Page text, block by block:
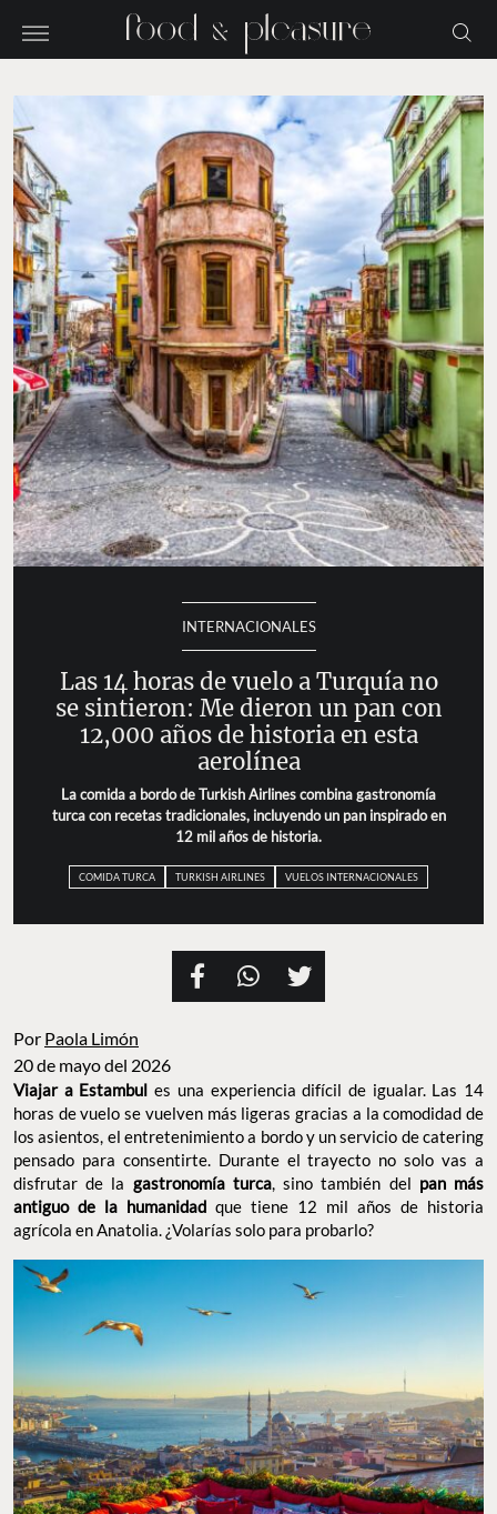
INTERNACIONALES
Las 14 horas de vuelo a Turquía no
se sintieron: Me dieron un pan con
12,000 años de historia en esta
aerolínea
La comida a bordo de Turkish Airlines combina gastronomía
turca con recetas tradicionales, incluyendo un pan inspirado en
12 mil años de historia.
COMIDA TURCA TURKISH AIRLINES VUELOS INTERNACIONALES
Por Paola Limón
20 de mayo del 2026
Viajar a Estambul es una experiencia difícil de igualar. Las 14
horas de vuelo se vuelven más ligeras gracias a la comodidad de
los asientos, el entretenimiento a bordo y un servicio de catering
pensado para consentirte. Durante el trayecto no solo vas a
disfrutar de la gastronomía turca, sino también del pan más
antiguo de la humanidad que tiene 12 mil años de historia
agrícola en Anatolia. ¿Volarías solo para probarlo?